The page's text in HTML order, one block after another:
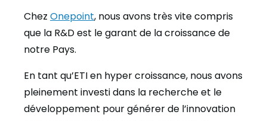
Chez Onepoint, nous avons très vite compris
que la R&D est le garant de la croissance de
notre Pays.
En tant qu’ETI en hyper croissance, nous avons
pleinement investi dans la recherche et le
développement pour générer de l’innovation